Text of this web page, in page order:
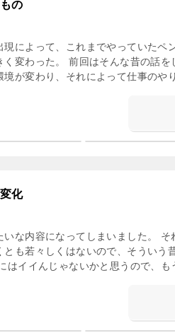
の
によって、これまでやっていたペ
変わった。 前回はそんな昔の話を
境が変わり、それによって仕事のや
化
な内容になってしまいました。 そ
も若々しくはないので、そういう
はイイんじゃないかと思うので、